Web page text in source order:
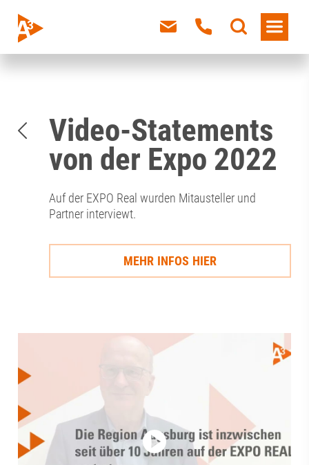
Video-Statements
von der Expo 2022
Auf der EXPO Real wurden Mitausteller und
Partner interviewt.
MEHR INFOS HIER